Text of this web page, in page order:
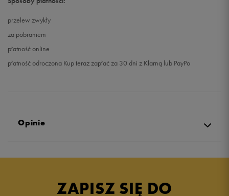
przelew zwykły
za pobraniem
płatność online
płatność odroczona Kup teraz zapłać za 30 dni z Klarną lub PayPo
Opinie
ZAPISZ SIĘ DO